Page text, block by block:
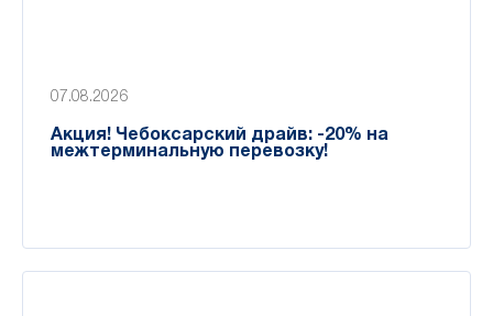
07.08.2026
Акция! Чебоксарский драйв: -20% на
межтерминальную перевозку!